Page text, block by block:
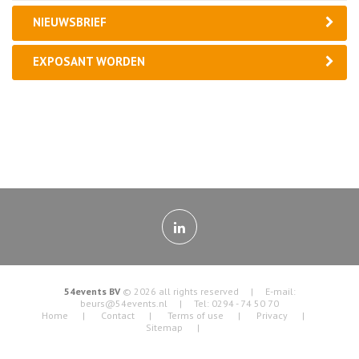
NIEUWSBRIEF
EXPOSANT WORDEN
54events BV© 2026 all rights reserved | E-mail:
beurs@54events.nl | Tel: 0294 - 74 50 70
Home
Contact Terms of use
Privacy
Sitemap